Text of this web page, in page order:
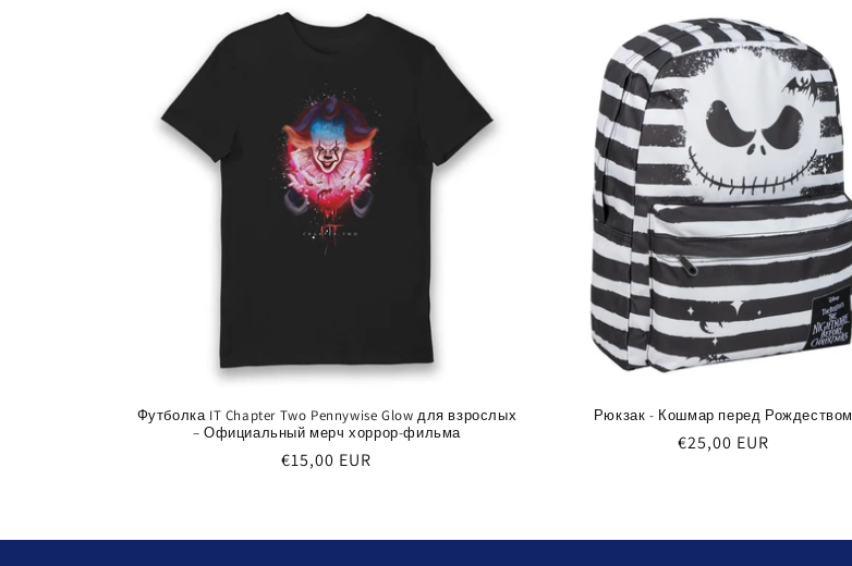
скидкой
скидкой
Футболка IT Chapter Two Pennywise Glow для взрослых
– Официальный мерч хоррор-фильма
Обычная
€15,00 EUR
Рюкзак - Кошмар перед Рождеством
Обычная
€25,00 EUR